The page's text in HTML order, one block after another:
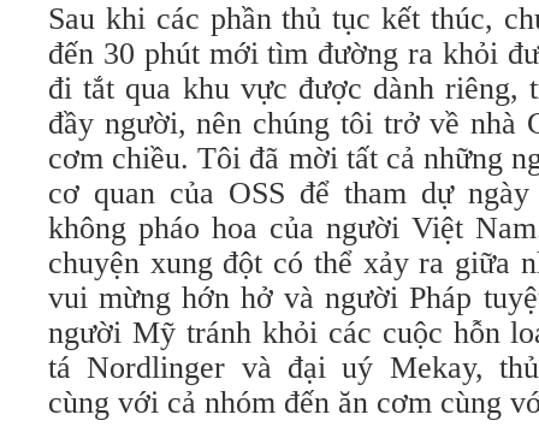
Sau khi các phần thủ tục kết thúc,
đến 30 phút mới tìm đường ra khỏi
đi tắt qua khu vực được dành riêng,
đầy người, nên chúng tôi trở về nhà
cơm chiều. Tôi đã mời tất cả những
cơ quan của OSS để tham dự
không pháo hoa của người Việt
chuyện xung đột có thể xảy ra giữa
vui mừng hớn hở và người Pháp
người Mỹ tránh khỏi các cuộc hỗn
tá Nordlinger và đại uý Mekay,
cùng với cả nhóm đến ăn cơm cùng